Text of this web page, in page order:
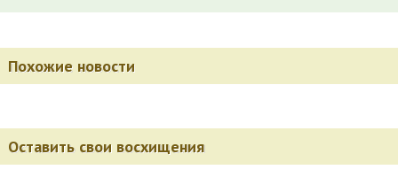
Похожие новости
Оставить свои восхищения